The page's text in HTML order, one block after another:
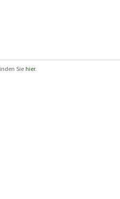
Siehier.